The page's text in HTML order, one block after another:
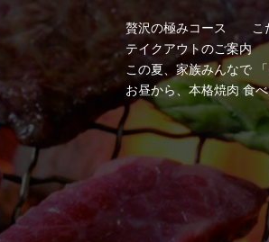
贅沢の極みコース こ
テイクアウトのご案内
この夏、家族みんなで
お昼から、本格焼肉 食